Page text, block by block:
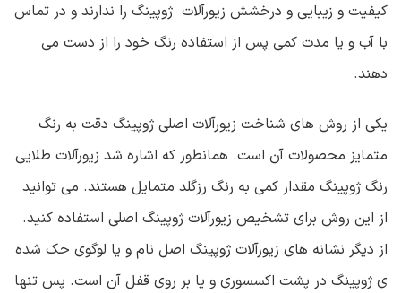
کیفیت و زیبایی و درخشش زیورآلات ژوپینگ را ندارند و در تماس
با آب و یا مدت کمی پس از استفاده رنگ خود را از دست می
دهند.
یکی از روش های شناخت زیورآلات اصلی ژوپینگ دقت به رنگ
متمایز محصولات آن است. همانطور که اشاره شد زیورآلات طلایی
رنگ ژوپینگ مقدار کمی به رنگ رزگلد متمایل هستند. می توانید
از این روش برای تشخیص زیورآلات ژوپینگ اصلی استفاده کنید.
از دیگر نشانه های زیورآلات ژوپینگ اصل نام و یا لوگوی حک شده
ی ژوپینگ در پشت اکسسوری و یا بر روی قفل آن است. پس تنها